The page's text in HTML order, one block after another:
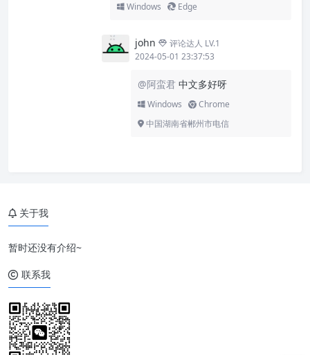
Windows Edge
john
评论达人 LV.1
2024-05-01 23:37:53
@阿蛮君 中文多好呀
Windows
Chrome
中国湖南省郴州市电信
关于我
暂时还没有介绍~
联系我